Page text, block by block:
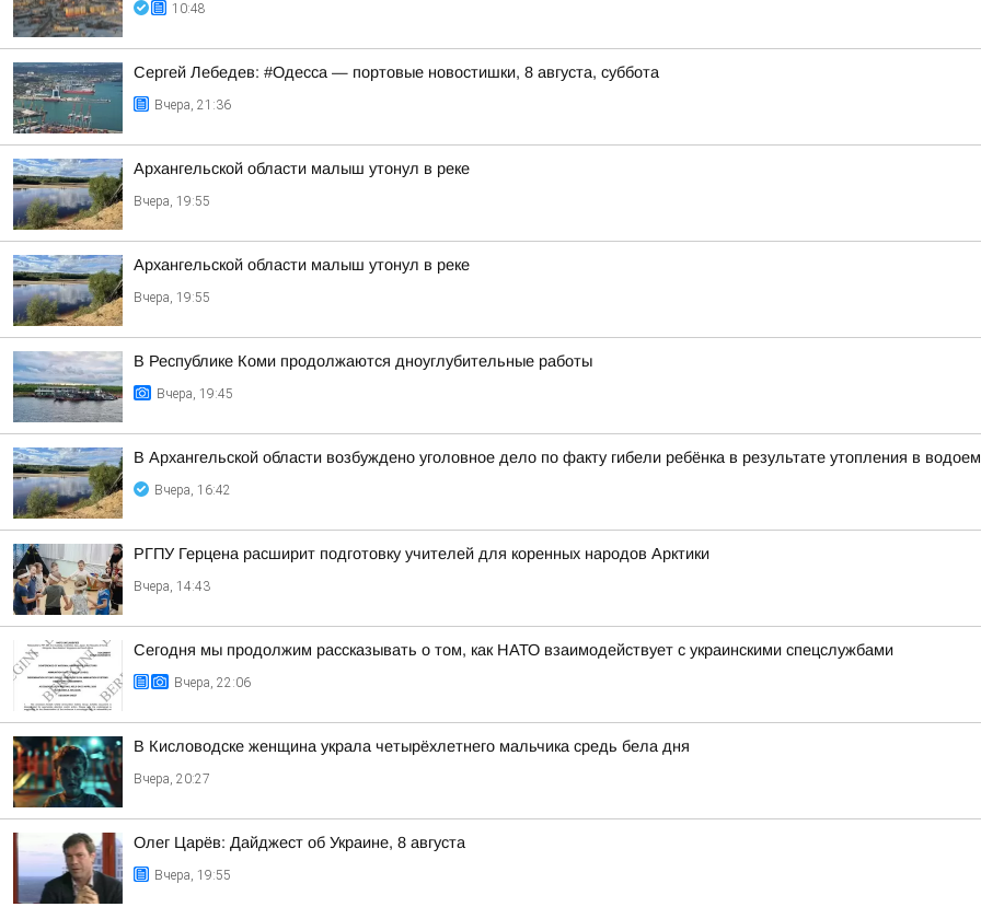
10:48
Сергей Лебедев: #Одесса — портовые новостишки, 8 августа, суббота
Вчера, 21:36
Архангельской области малыш утонул в реке
Вчера, 19:55
Архангельской области малыш утонул в реке
Вчера, 19:55
В Республике Коми продолжаются дноуглубительные работы
Вчера, 19:45
В Архангельской области возбуждено уголовное дело по факту гибели ребёнка в результате утопления в
Вчера, 16:42
РГПУ Герцена расширит подготовку учителей для коренных народов Арктики
Вчера, 14:43
Сегодня мы продолжим рассказывать о том, как НАТО взаимодействует с украинскими спецслужбами
Вчера, 22:06
В Кисловодске женщина украла четырёхлетнего мальчика средь бела дня
Вчера, 20:27
Олег Царёв: Дайджест об Украине, 8 августа
Вчера, 19:55